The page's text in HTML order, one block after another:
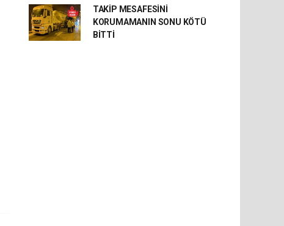
TAKİP MESAFESİNİ
KORUMAMANIN SONU KÖTÜ
BİTTİ